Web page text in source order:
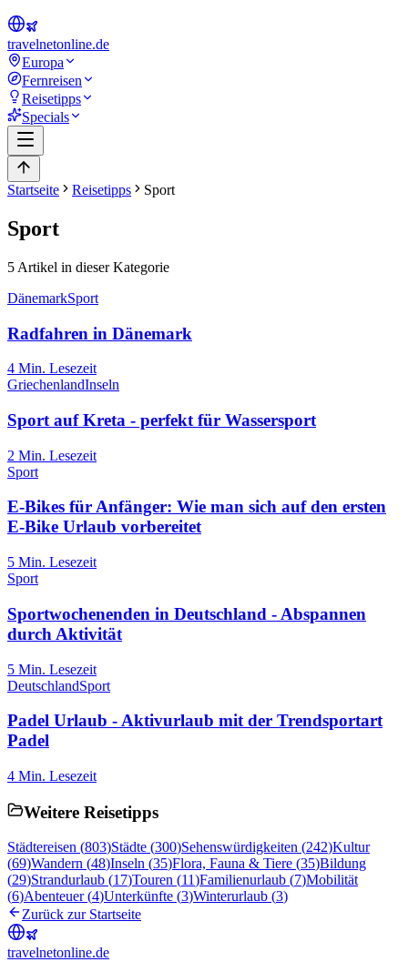
travelnetonline.de
Europa
Fernreisen
Reisetipps
Specials
Startseite Reisetipps Sport
Sport
5 Artikel in dieser Kategorie
DänemarkSport
Radfahren in Dänemark
4 Min. Lesezeit
GriechenlandInseln
Sport auf Kreta - perfekt für Wassersport
2 Min. Lesezeit
Sport
E-Bikes für Anfänger: Wie man sich auf den ersten
E-Bike Urlaub vorbereitet
5 Min. Lesezeit
Sport
Sportwochenenden in Deutschland - Abspannen
durch Aktivität
5 Min. Lesezeit
DeutschlandSport
Padel Urlaub - Aktivurlaub mit der Trendsportart
Padel
4 Min. Lesezeit
Weitere Reisetipps
Städtereisen (803)Städte (300)Sehenswürdigkeiten (242)Kultur
(69)Wandern (48)Inseln (35)Flora, Fauna & Tiere (35)Bildung
(29)Strandurlaub (17)Touren (11)Familienurlaub (7)Mobilität
(6)Abenteuer(4)Unterkünfte (3)Winterurlaub (3)
Zurück zur Startseite
travelnetonline.de